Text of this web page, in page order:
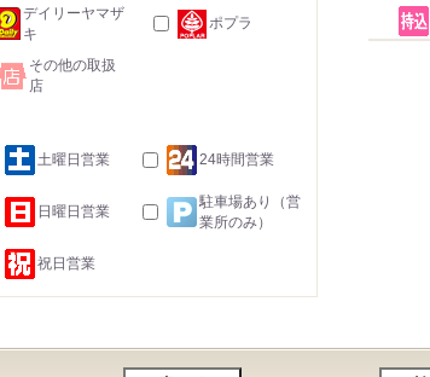
デイリーヤマザ
キ
ポプラ
その他の取扱
店
土曜日営業 24時間営業
日曜日営業
駐車場あり（営
業所のみ）
祝日営業